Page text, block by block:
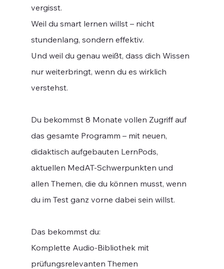
vergisst.
Weil du smart lernen willst – nicht
stundenlang, sondern effektiv.
Und weil du genau weißt, dass dich Wissen
nur weiterbringt, wenn du es wirklich
verstehst.
Du bekommst 8 Monate vollen Zugriff auf
das gesamte Programm – mit neuen,
didaktisch aufgebauten LernPods,
aktuellen MedAT-Schwerpunkten und
allen Themen, die du können musst, wenn
du im Test ganz vorne dabei sein willst.
Das bekommst du:
Komplette Audio-Bibliothek mit
prüfungsrelevanten Themen